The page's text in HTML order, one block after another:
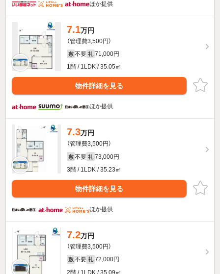
ほか提供
7.1万円
（管理費3,500円）
敷 不要 礼 71,000円
1階 / 1LDK / 35.05㎡
物件詳細を見る
ほか提供
7.3万円
（管理費3,500円）
敷 不要 礼 73,000円
3階 / 1LDK / 35.23㎡
物件詳細を見る
ほか提供
7.2万円
（管理費3,500円）
敷 不要 礼 72,000円
2階 / 1LDK / 35.09㎡